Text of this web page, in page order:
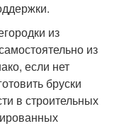
из
из
если нет
бруски
в строительных